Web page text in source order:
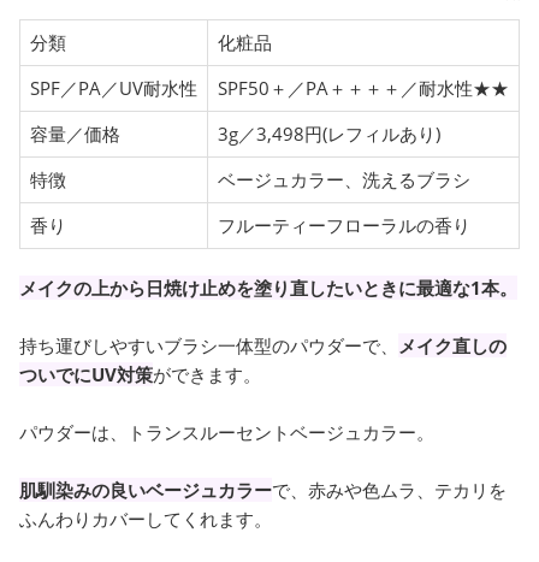
分類
化粧品
SPF／PA／UV耐水性
SPF50＋／PA＋＋＋＋／耐水性★★
容量／価格
3g／3,498円(レフィルあり)
特徴
ベージュカラー、洗えるブラシ
香り
フルーティーフローラルの香り
メイクの上から日焼け止めを塗り直したいときに最適な1本。
持ち運びしやすいブラシ一体型のパウダーで、
メイク直しの
ついでにUV対策ができます。
パウダーは、トランスルーセントベージュカラー。
肌馴染みの良いベージュカラーで、赤みや色ムラ、テカリを
ふんわりカバーしてくれます。